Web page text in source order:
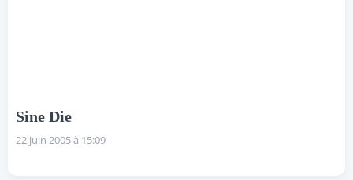
Sine Die
22 juin 2005 à 15:09